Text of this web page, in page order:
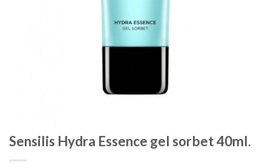
Sensilis Hydra Essence gel sorbet 40ml.